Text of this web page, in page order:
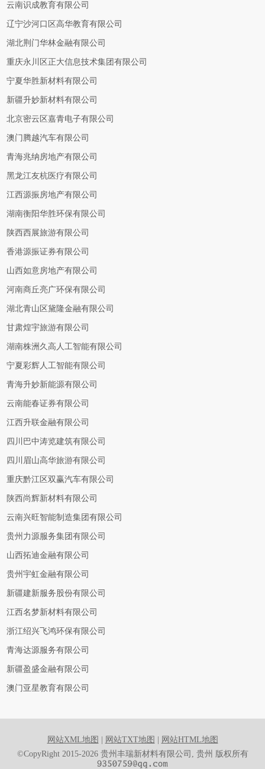
云南识成教育有限公司
辽宁沙河口区高华教育有限公司
湖北荆门华林金融有限公司
重庆永川区正大信息技术集团有限公司
宁夏华胜新材料有限公司
新疆升妙新材料有限公司
北京密云区嘉青电子有限公司
澳门腾越汽车有限公司
青海兆纳房地产有限公司
黑龙江友杭医疗有限公司
江西源振房地产有限公司
湖南衡阳华胜环保有限公司
陕西西展旅游有限公司
香港源振证券有限公司
山西如意房地产有限公司
河南商丘亮广环保有限公司
湖北青山区黛隆金融有限公司
甘肃煌宇旅游有限公司
湖南株洲久高人工智能有限公司
宁夏彩辉人工智能有限公司
青海升妙新能源有限公司
云南能春证券有限公司
江西升联金融有限公司
四川巴中涛览建筑有限公司
四川眉山高华旅游有限公司
重庆黔江区双赢汽车有限公司
陕西尚辉新材料有限公司
云南兴旺智能制造集团有限公司
贵州力源服务集团有限公司
山西拓迪金融有限公司
贵州宇虹金融有限公司
新疆建新服务股份有限公司
江西名梦新材料有限公司
浙江绍兴飞鸿环保有限公司
青海达源服务有限公司
新疆盈盛金融有限公司
澳门亚星教育有限公司
网站XML地图 网站TXT地图
网站HTML地图
©CopyRight 2015-2026 贵州丰瑞新材料有限公司, 贵州 版权所有